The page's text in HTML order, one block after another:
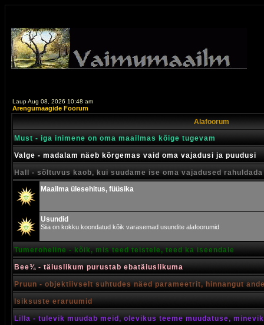
Laup Aug 08, 2026 10:48 am
Arengumaagide Foorum
Alafoorum
Must - iga inimene on oma maailmas kõige tugevam
Valge - madalam näeb kõrgemas vaid oma vajadusi ja puudusi
Hall - sõltuvus kaob, kui suudame ise oma vajadused rahuldada
Maailma ülesehitus, füüsika
Usundid
Siia on kokku koondatud kõik varasemad usundite alafoorumid
Tumeroheline - kõik, mis teed teistele, teed ka iseendale
Bee¾ - täiuslikum purustab ebatäiuslikuma
Pruun - objektiivselt suhtudes näed parameetrit, hinnangut
Isiksuste eraruumid
Lilla - tulevik muudab meid, olevikus teeme muudatuse,